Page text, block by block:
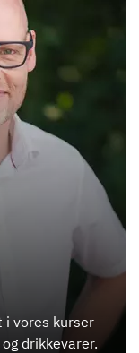
i vores kurser
drikkevarer.